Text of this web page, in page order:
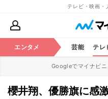
テレビ・映画・
エンタメ 芸能 テレ
Googleでマイナビ
櫻井翔、優勝旗に感